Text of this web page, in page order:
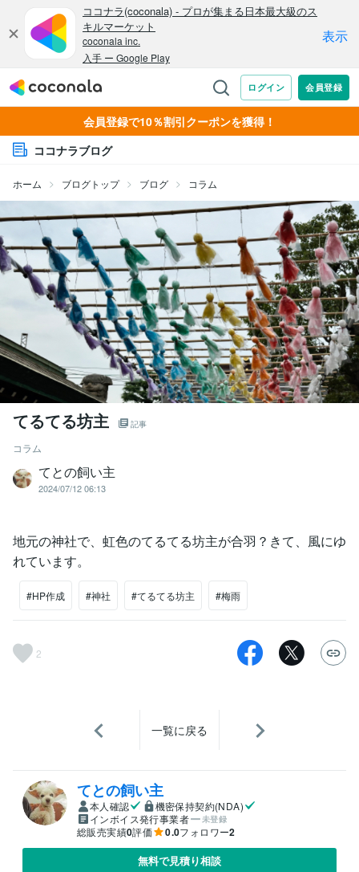
会員登録で10％割引クーポンを獲得！
ココナラブログ
ホーム ブログトップ ブログ コラム
てるてる坊主 記事
コラム
てとの飼い主
2024/07/12 06:13
地元の神社で、虹色のてるてる坊主が合羽？きて、風にゆ
れています。
#HP作成 #神社 #てるてる坊主 #梅雨
2
一覧に戻る
てとの飼い主
本人確認
機密保持契約(NDA)
インボイス発行事業者
未登録
総販売実績0評価 0.0フォロワー2
無料で見積り相談